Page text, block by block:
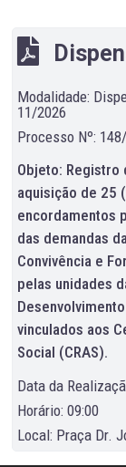
Modalidade:
11/2026
Processo Nº:
Objeto: Registro
aquisição de 25
encordamentos
das demandas
Convivência e
pelas unidades
vinculados aos
Social (CRAS).
Data da
Horário: 09:00
Local: Praça Dr.